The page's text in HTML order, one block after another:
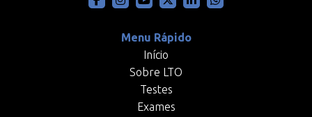
Menu Rápido
Início
Sobre LTO
Testes
Exames